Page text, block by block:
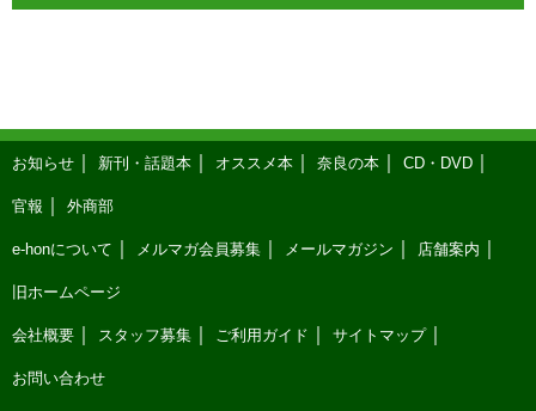
お知らせ 新刊・話題本 オススメ本 奈良の本 CD・DVD
官報 外商部
e-honについて メルマガ会員募集 メールマガジン 店舗案内
旧ホームページ
会社概要 スタッフ募集 ご利用ガイド サイトマップ
お問い合わせ